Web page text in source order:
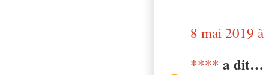
8 mai 2019 à
**** a dit…